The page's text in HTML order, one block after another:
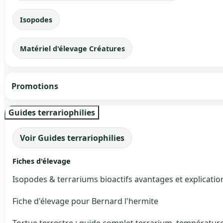
Isopodes
Matériel d'élevage Créatures
Promotions
Guides terrariophilies
Voir Guides terrariophilies
Fiches d'élevage
Isopodes & terrariums bioactifs avantages et
Fiche d'élevage pour Bernard l'hermite